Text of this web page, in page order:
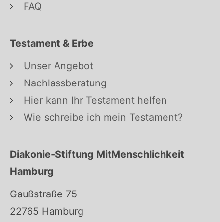
FAQ
Testament & Erbe
Unser Angebot
Nachlassberatung
Hier kann Ihr Testament helfen
Wie schreibe ich mein Testament?
Diakonie-Stiftung MitMenschlichkeit
Hamburg
Gaußstraße 75
22765 Hamburg